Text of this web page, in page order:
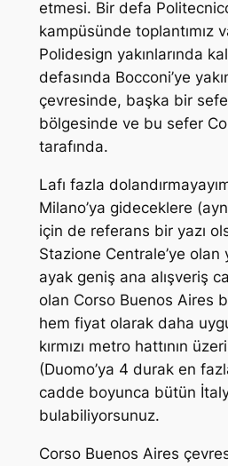
etmesi. Bir defa
kampüsünde toplantımız
Polidesign yakınlarında
defasında Bocconi’ye
çevresinde, başka bir
bölgesinde ve bu sefer
tarafında.
Lafı fazla
Milano’ya gideceklere
için de referans bir yazı
Stazione Centrale’ye olan
ayak geniş ana alışveriş
olan Corso Buenos Aires
hem fiyat olarak daha
kırmızı metro hattının
(Duomo’ya 4 durak en
cadde boyunca bütün
bulabiliyorsunuz.
Corso Buenos Aires